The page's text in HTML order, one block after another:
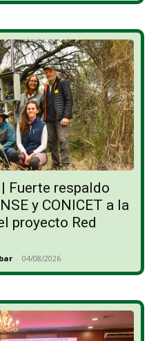
Fuerte respaldo
y CONICET a la
proyecto Red
- 04/08/2026